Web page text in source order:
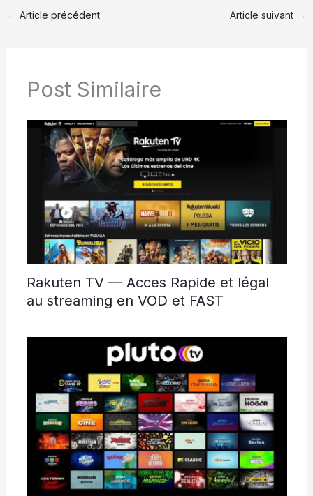
← Article précédent Article suivant →
Post Similaire
Rakuten TV — Acces Rapide et légal
au streaming en VOD et FAST